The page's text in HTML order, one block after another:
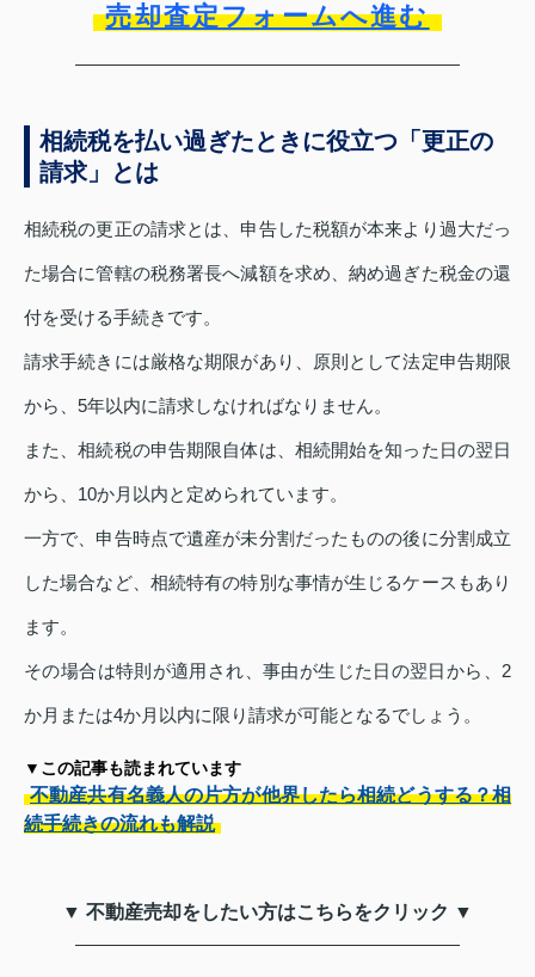
売却査定フォームへ進む
相続税を払い過ぎたときに役立つ「更正の
請求」とは
相続税の更正の請求とは、申告した税額が本来より過大だっ
た場合に管轄の税務署長へ減額を求め、納め過ぎた税金の還
付を受ける手続きです。
請求手続きには厳格な期限があり、原則として法定申告期限
から、5年以内に請求しなければなりません。
また、相続税の申告期限自体は、相続開始を知った日の翌日
から、10か月以内と定められています。
一方で、申告時点で遺産が未分割だったものの後に分割成立
した場合など、相続特有の特別な事情が生じるケースもあり
ます。
その場合は特則が適用され、事由が生じた日の翌日から、2
か月または4か月以内に限り請求が可能となるでしょう。
▼この記事も読まれています
不動産共有名義人の片方が他界したら相続どうする？相
続手続きの流れも解説
▼ 不動産売却をしたい方はこちらをクリック ▼